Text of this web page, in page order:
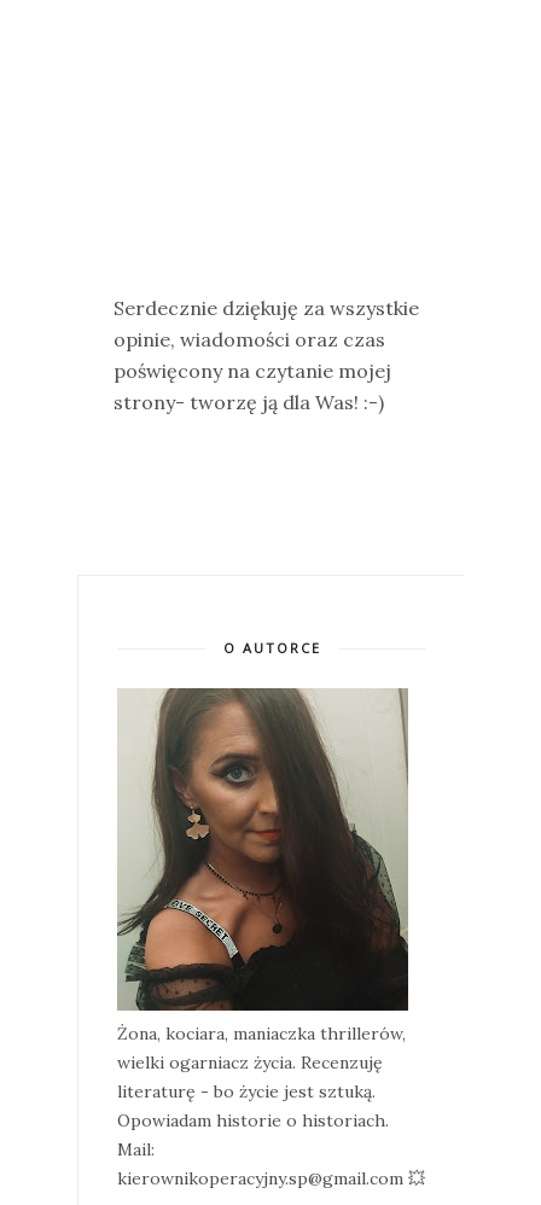
Serdecznie dziękuję za wszystkie
opinie, wiadomości oraz czas
poświęcony na czytanie mojej
strony- tworzę ją dla Was! :-)
O AUTORCE
Żona, kociara, maniaczka thrillerów,
wielki ogarniacz życia. Recenzuję
literaturę - bo życie jest sztuką.
Opowiadam historie o historiach.
Mail:
kierownikoperacyjny.sp@gmail.com 💥